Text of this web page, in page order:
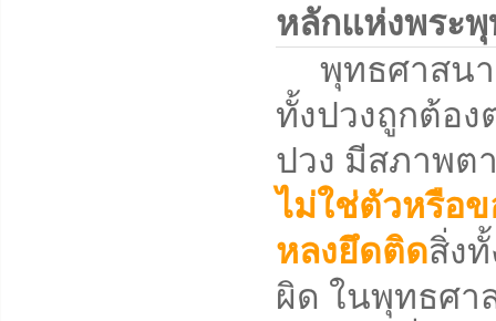
หลักแห่งพระ
พุทธศาสนา
ทั้งปวงถูกต้อง
ปวง มีสภาพต
ไม่ใช่ตัวหรือข
หลงยึดติดสิ่ง
ผิด ในพุทธศา